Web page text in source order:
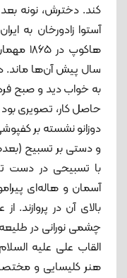
کند. دخترش، نونه بعد
آستوا زادورخان به
سال پیش آن‌ها ماند.
به خواب دید و صبح
حاصل کار، تصویری بود
دوزانو نشسته بر
و دستی بر تسبیح
با تسبیحی در دست
آسمان و هاله‌ای
بالای آن در پروازند.
چشمی نورانی در
القاب علی علیه
هنر کلیسایی و